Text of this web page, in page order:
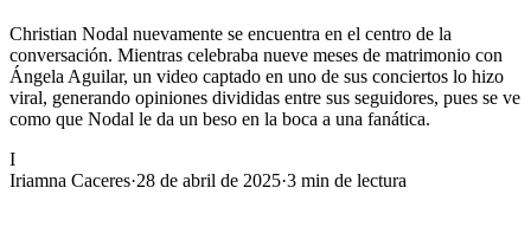
Christian Nodal nuevamente se encuentra en el centro de la
conversación. Mientras celebraba nueve meses de matrimonio con
Ángela Aguilar, un video captado en uno de sus conciertos lo hizo
viral, generando opiniones divididas entre sus seguidores, pues se ve
como que Nodal le da un beso en la boca a una fanática.
I
Iriamna Caceres·28 de abril de 2025·3 min de lectura